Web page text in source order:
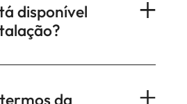
disponível
da